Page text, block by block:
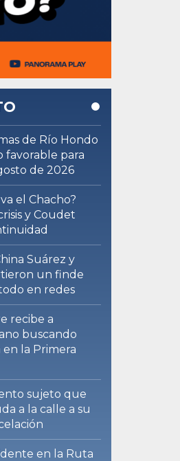
de Río Hondo
favorable para
de 2026
el Chacho?
y Coudet
Suárez y
un finde
en redes
recibe a
buscando
la Primera
sujeto que
a la calle a su
en la Ruta